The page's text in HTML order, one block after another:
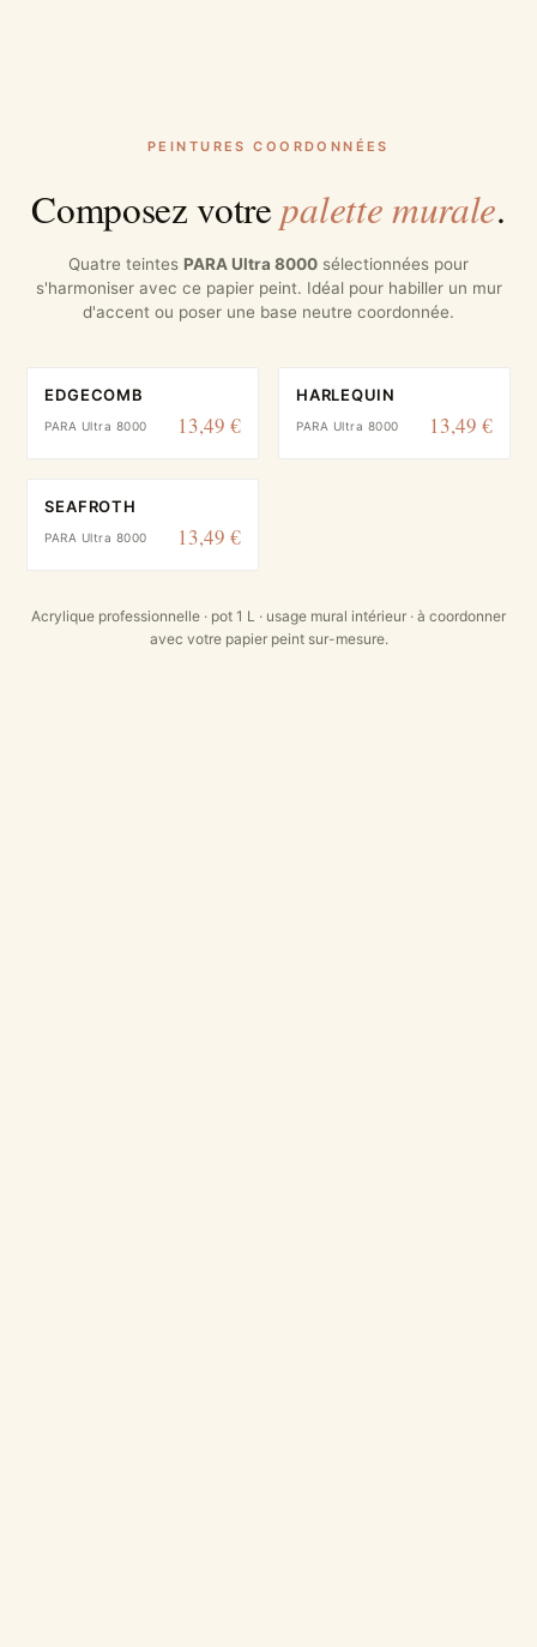
PEINTURES COORDONNÉES
Composez votrepalette murale.
Quatre teintes PARA Ultra 8000 sélectionnées pour
s'harmoniser avec ce papier peint. Idéal pour habiller un mur
d'accent ou poser une base neutre coordonnée.
EDGECOMB
PARA Ultra 8000 13,49 €
HARLEQUIN
PARA Ultra 8000 13,49 €
SEAFROTH
PARA Ultra 8000 13,49 €
Acrylique professionnelle · pot 1 L · usage mural intérieur · à coordonner
avec votre papier peint sur-mesure.